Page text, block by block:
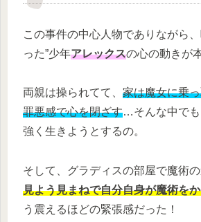
この事件の中心人物でありながら
った”少年アレックスの心の動きが
両親は操られてて、 家は魔女に乗
罪悪感で心を閉ざす…そんな中で
強く生きようとするの。
そして、グラディスの部屋で魔術の
見よう見まねで自分自身が魔術を
う震えるほどの緊張感だった！